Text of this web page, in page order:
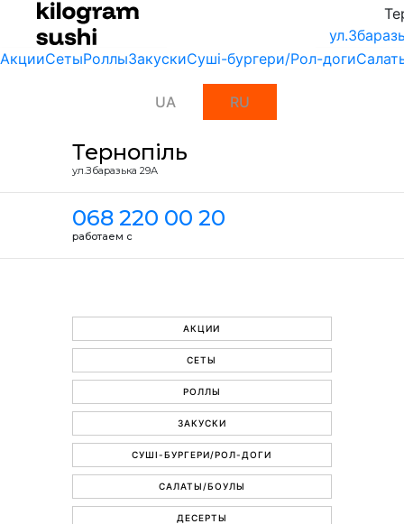
АкцииСетыРоллыЗакускиСуші-бургери/Рол-доги
UA RU
Тернопіль
ул.Збаразька 29А
068 220 00 20
работаем с
АКЦИИ
СЕТЫ
РОЛЛЫ
ЗАКУСКИ
СУШІ-БУРГЕРИ/РОЛ-ДОГИ
САЛАТЫ/БОУЛЫ
ДЕСЕРТЫ